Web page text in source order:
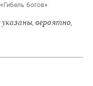
богов»
вероятно,